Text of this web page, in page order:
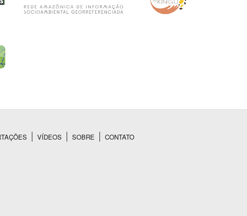
VÍDEOS SOBRE CONTATO